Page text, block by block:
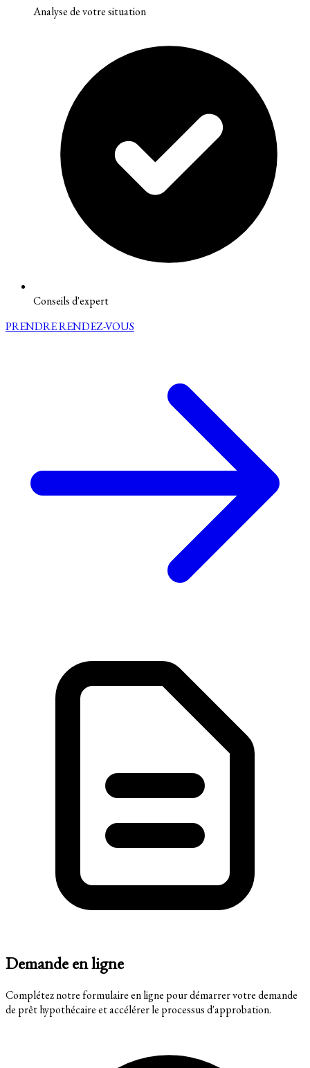
Analyse de votre situation
Conseils d'expert
PRENDRE RENDEZ-VOUS
Demande en ligne
Complétez notre formulaire en ligne pour démarrer votre demande
de prêt hypothécaire et accélérer le processus d'approbation.